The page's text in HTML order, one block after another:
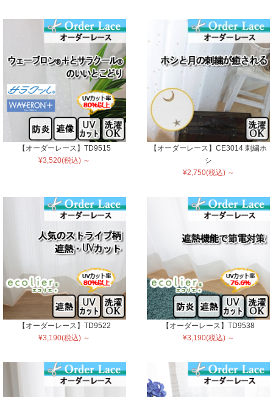
【オーダーレース】TD9515
¥3,520(税込) ～
【オーダーレース】CE3014 刺繍ホ
シ
¥2,750(税込) ～
【オーダーレース】TD9522
¥3,190(税込) ～
【オーダーレース】TD9538
¥3,190(税込) ～